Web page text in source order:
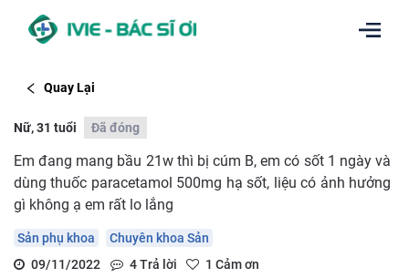
Quay Lại
Nữ, 31 tuổi Đã đóng
Em đang mang bầu 21w thì bị cúm B, em có sốt 1 ngày và
dùng thuốc paracetamol 500mg hạ sốt, liệu có ảnh hưởng
gì không ạ em rất lo lắng
Sản phụ khoa
Chuyên khoa Sản
09/11/2022
4Trả lời 1 Cảm ơn